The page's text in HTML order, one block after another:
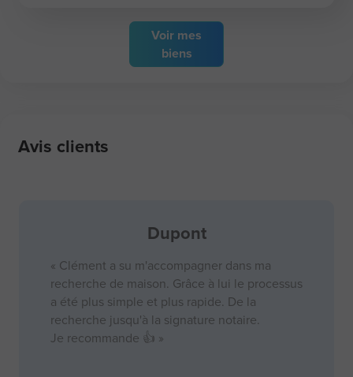
Voir mes
biens
Avis clients
Dupont
« Clément a su m'accompagner dans ma
recherche de maison. Grâce à lui le processus
a été plus simple et plus rapide. De la
recherche jusqu'à la signature notaire.
Je recommande 👍 »